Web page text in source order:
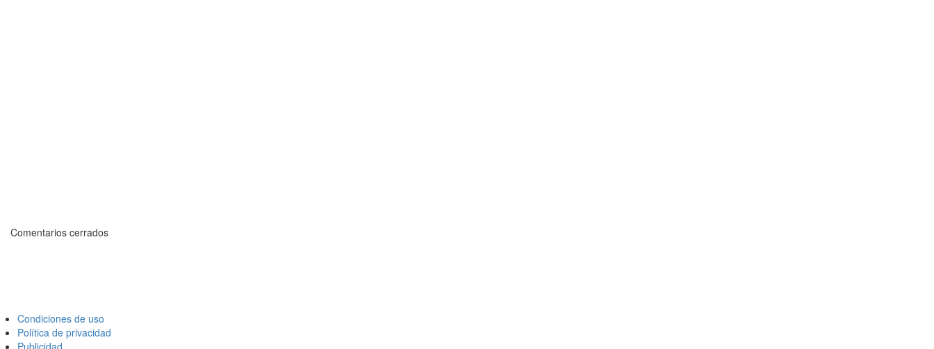
Comentarios cerrados
Condiciones de uso
Política de privacidad
Publicidad